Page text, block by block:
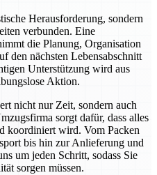
Herausforderung, sondern
verbunden. Eine
die Planung, Organisation
den nächsten Lebensabschnitt
Unterstützung wird aus
Aktion.
nicht nur Zeit, sondern auch
sorgt dafür, dass alles
koordiniert wird. Vom Packen
bis hin zur Anlieferung und
um jeden Schritt, sodass Sie
sorgen müssen.